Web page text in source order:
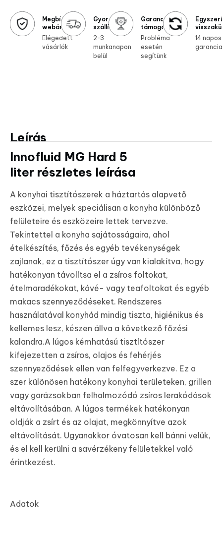
Megbízható
webáruház
Elégedett
vásárlók
Gyors
szállítás
2-3
munkanapon
belül
Garanciális
támogatás
Probléma
esetén
segítünk
14 napos
garancia
Leírás
Innofluid MG Hard 5
liter részletes leírása
A konyhai tisztítószerek a háztartás alapvető
eszközei, melyek speciálisan a konyha különböző
felületeire és eszközeire lettek tervezve.
Tekintettel a konyha sajátosságaira, ahol
ételkészítés, főzés és egyéb tevékenységek
zajlanak, ez a tisztítószer úgy van kialakítva, hogy
hatékonyan távolítsa el a zsíros foltokat,
ételmaradékokat, kávé- vagy teafoltokat és egyéb
makacs szennyeződéseket. Rendszeres
használatával konyhád mindig tiszta, higiénikus és
kellemes lesz, készen állva a következő főzési
kalandra.A lúgos kémhatású tisztítószer
kifejezetten a zsíros, olajos és fehérjés
szennyeződések ellen van felfegyverkezve. Ez a
szer különösen hatékony konyhai területeken, grillen
vagy garázsokban felhalmozódó zsíros lerakódások
eltávolításában. A lúgos termékek hatékonyan
oldják a zsírt és az olajat, megkönnyítve azok
eltávolítását. Ugyanakkor óvatosan kell bánni velük,
és el kell kerülni a savérzékeny felületekkel való
érintkezést.
Adatok